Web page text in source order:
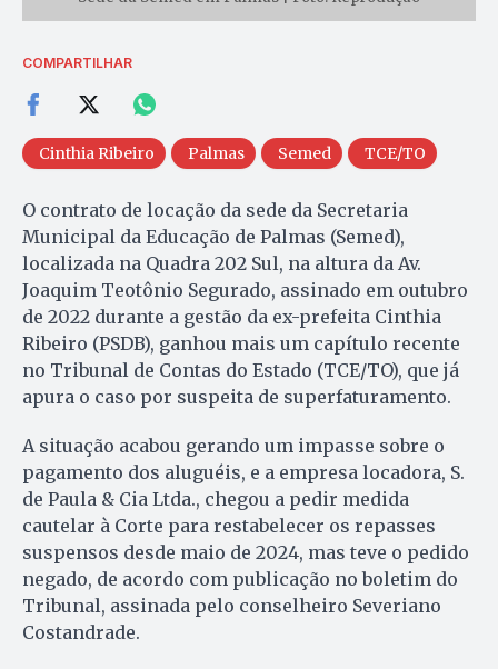
COMPARTILHAR
Cinthia Ribeiro Palmas Semed TCE/TO
O contrato de locação da sede da Secretaria
Municipal da Educação de Palmas (Semed),
localizada na Quadra 202 Sul, na altura da Av.
Joaquim Teotônio Segurado, assinado em outubro
de 2022 durante a gestão da ex-prefeita Cinthia
Ribeiro (PSDB), ganhou mais um capítulo recente
no Tribunal de Contas do Estado (TCE/TO), que já
apura o caso por suspeita de superfaturamento.
A situação acabou gerando um impasse sobre o
pagamento dos aluguéis, e a empresa locadora, S.
de Paula & Cia Ltda., chegou a pedir medida
cautelar à Corte para restabelecer os repasses
suspensos desde maio de 2024, mas teve o pedido
negado, de acordo com publicação no boletim do
Tribunal, assinada pelo conselheiro Severiano
Costandrade.